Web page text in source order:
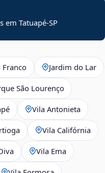
em Tatuapé-SP
Franco Jardim do Lar
São Lourenço
Vila Antonieta
Vila Califórnia
Vila Ema